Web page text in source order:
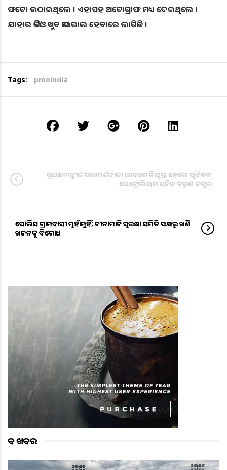
ଫଟୋ ଉଠାଇଥିଲେ । ଏହାସହ ଅଟୋଗ୍ରାଫ ମଧ୍ୟ ଦେଇଥିଲେ ।
ଯାହାର ଭିଡିଓ ଖୁବ ଭାଇରାଲ ହେବାରେ ଲାଗିଛି ।
Tags: pmoindia
ପ୍ରଧାନମନ୍ତ୍ରୀଙ୍କ ପରାମର୍ଶଦାତା ଭାବରେ ନିଯୁକ୍ତ ହେଲେ ପୂର୍ବତନ
ପେଟ୍ରୋଲିୟମ ସଚିବ ତରୁଣ କପୁର
ପୋଲିସ ଗ୍ରାମବାସୀ ମୁହାଁମୁହିଁ; ଚୀନାମାଟି ସୁରକ୍ଷା ସମିତି ପକ୍ଷରୁ ଖଣି
ଖନନକୁ ବିରୋଧ
ବଡ ଖବର